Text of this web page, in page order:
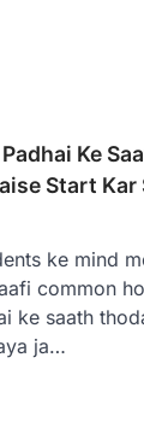
Ke
Start Kar
ke mind
common
ke saath
ja…